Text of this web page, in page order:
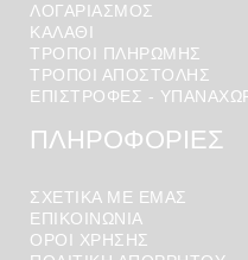
ΛΟΓΑΡΙΑΣΜΌΣ
ΚΑΛΆΘΙ
ΤΡΟΠΟΙ ΠΛΗΡΩΜΗΣ
ΤΡΟΠΟΙ ΑΠΟΣΤΟΛΉΣ
ΕΠΙΣΤΡΟΦΕΣ -
ΠΛΗΡΟΦΟΡΙΕΣ
ΣΧΕΤΙΚΑ ΜΕ ΕΜΑΣ
ΕΠΙΚΟΙΝΩΝΙΑ
ΟΡΟΙ ΧΡΉΣΗΣ